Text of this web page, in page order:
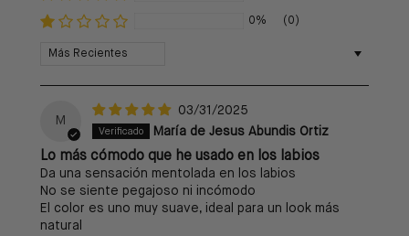
0% (0)
Sort by
M
03/31/2025
María de Jesus Abundis Ortiz
Lo más cómodo que he usado en los labios
Da una sensación mentolada en los labios
No se siente pegajoso ni incómodo
El color es uno muy suave, ideal para un look más
natural